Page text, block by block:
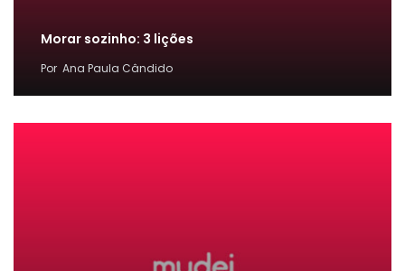
Morar sozinho: 3 lições
Por Ana Paula Cândido